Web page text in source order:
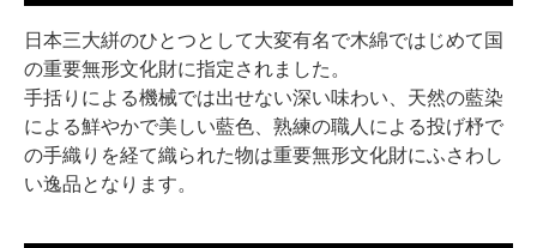
日本三大絣のひとつとして大変有名で木綿ではじめて国
の重要無形文化財に指定されました。
手括りによる機械では出せない深い味わい、天然の藍染
による鮮やかで美しい藍色、熟練の職人による投げ杼で
の手織りを経て織られた物は重要無形文化財にふさわし
い逸品となります。